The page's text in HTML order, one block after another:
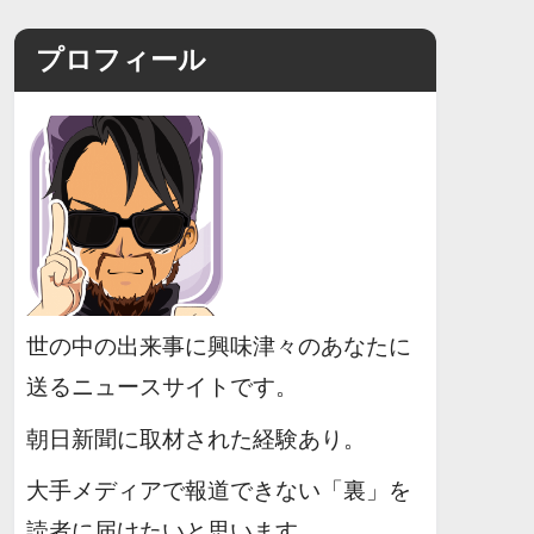
プロフィール
世の中の出来事に興味津々のあなたに
送るニュースサイトです。
朝日新聞に取材された経験あり。
大手メディアで報道できない「裏」を